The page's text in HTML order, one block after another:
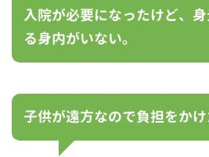
入院が必要になったけど、
る身内がいない。
子供が遠方なので負担をかけ